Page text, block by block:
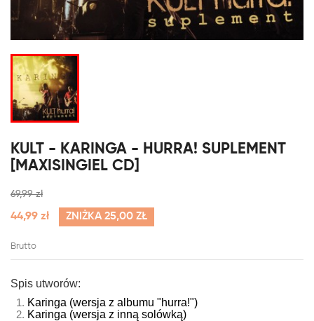
KULT - KARINGA - HURRA! SUPLEMENT
[MAXISINGIEL CD]
69,99 zł
44,99 zł ZNIŻKA 25,00 ZŁ
Brutto
Spis utworów:
Karinga (wersja z albumu "hurra!")
Karinga (wersja z inną solówką)